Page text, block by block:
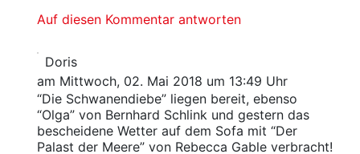
Auf diesen Kommentar antworten
Doris
am Mittwoch, 02. Mai 2018 um 13:49 Uhr
“Die Schwanendiebe” liegen bereit, ebenso
“Olga” von Bernhard Schlink und gestern das
bescheidene Wetter auf dem Sofa mit “Der
Palast der Meere” von Rebecca Gable verbracht!